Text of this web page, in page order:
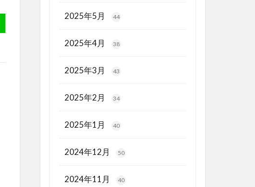
2025年5月 44
2025年4月 38
2025年3月 43
2025年2月 34
2025年1月 40
2024年12月 50
2024年11月 40